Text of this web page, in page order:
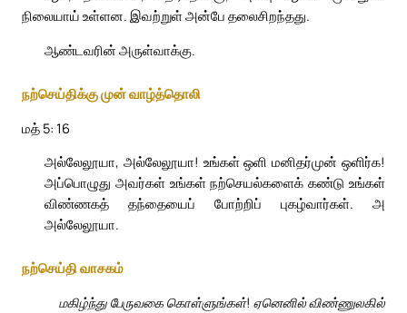
நிலையாய் உள்ளன. இவற்றுள் அன்பே தலைசிறந்தது.
ஆண்டவரின் அருள்வாக்கு.
நற்செய்திக்கு முன் வாழ்த்தொலி
மத் 5: 16
அல்லேலூயா, அல்லேலூயா! உங்கள் ஒளி மனிதர்முன் ஒளிர்க!
அப்பொழுது அவர்கள் உங்கள் நற்செயல்களைக் கண்டு உங்கள்
விண்ணகத் தந்தையைப் போற்றிப் புகழ்வார்கள். அ
அல்லேலூயா.
நற்செய்தி வாசகம்
மகிழ்ந்து பேருவகை கொள்ளுங்கள்! ஏனெனில் விண்ணுலகில்